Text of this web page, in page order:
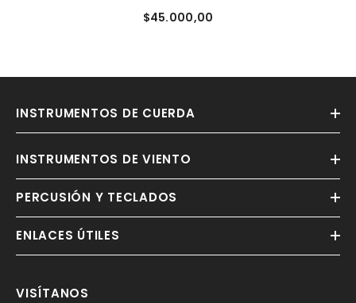
$45.000,00
INSTRUMENTOS DE CUERDA
INSTRUMENTOS DE VIENTO
PERCUSIÓN Y TECLADOS
ENLACES ÚTILES
VISÍTANOS